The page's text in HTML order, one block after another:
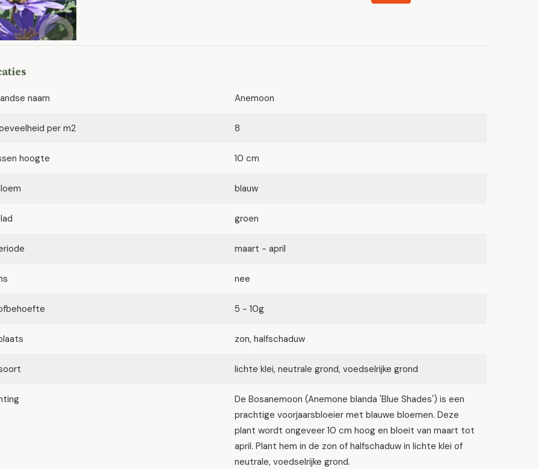
naam Anemoon
per m2 8
hoogte 10 cm
blauw
groen
maart - april
nee
5 - 10g
zon, halfschaduw
lichte klei, neutrale grond, voedselrijke grond
De Bosanemoon (Anemone blanda 'Blue Shades') is een
prachtige voorjaarsbloeier met blauwe bloemen. Deze
plant wordt ongeveer 10 cm hoog en bloeit van maart tot
april. Plant hem in de zon of halfschaduw in lichte klei of
neutrale, voedselrijke grond.